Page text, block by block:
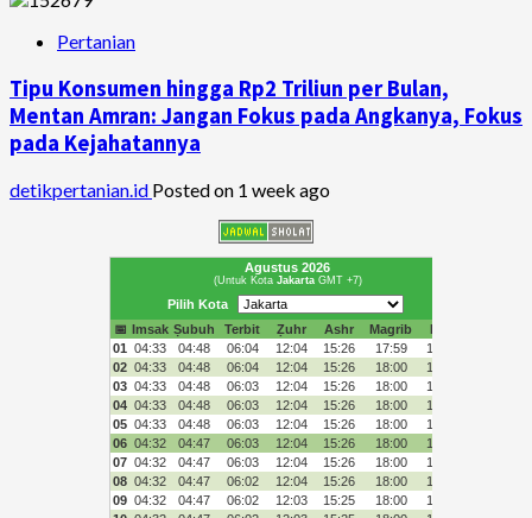
Pertanian
Tipu Konsumen hingga Rp2 Triliun per Bulan,
Mentan Amran: Jangan Fokus pada Angkanya, Fokus
pada Kejahatannya
detikpertanian.id Posted on 1 week ago